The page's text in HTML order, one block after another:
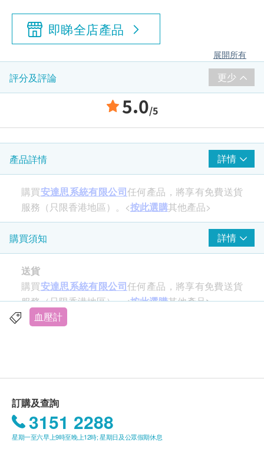
即睇全店產品
展開所有
評分及評論 更少
5.0/5
產品詳情 詳情
購買安達思系統有限公司任何產品，將享有免費送貨
服務（只限香港地區）。<按此選購其他產品>
Andesfit手腕式藍牙血壓計，一鍵控制簡易操作，能
迅速準確地測量上壓及下壓。配合Andesfit Health
APP，利用藍牙傳送方式，紀錄上壓及下壓，心跳，
測量日期及時間，雲端共享，另有趨勢圖表作參考之
用。
- 藍牙連接APP，方便進行身體管理
一手掌握
測試完成，數據自動上傳至APP及雲端，簡單易明的
健康報告，實時監控血壓的變化。
購買須知 詳情
送貨
購買安達思系統有限公司任何產品，將享有免費送貨
服務（只限香港地區）。<按此選購其他產品>
天內送到工
則需視乎派送地址在5
送時間會因節日(例如：耶誕節、農曆新年及復活節
血壓計
訂購及查詢
3151 2288
星期一至六早上9時至晚上12時; 星期日及公眾假期休息